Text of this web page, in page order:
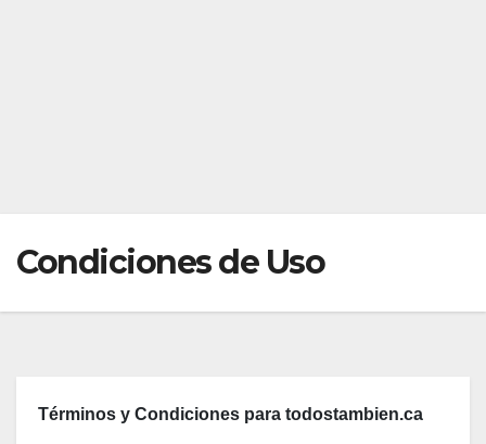
Condiciones de Uso
Términos y Condiciones para todostambien.ca